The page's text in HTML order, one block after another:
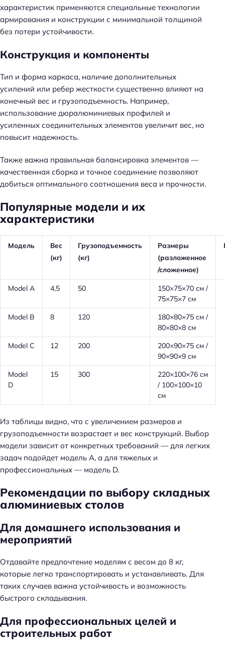
характеристик применяются специальные технологии
армирования и конструкции с минимальной толщиной
без потери устойчивости.
Конструкция и компоненты
Тип и форма каркаса, наличие дополнительных
усилений или ребер жесткости существенно влияют на
конечный вес и грузоподъемность. Например,
использование дюралюминиевых профилей и
усиленных соединительных элементов увеличит вес, но
повысит надежность.
Также важна правильная балансировка элементов —
качественная сборка и точное соединение позволяют
добиться оптимального соотношения веса и прочности.
Популярные модели и их
характеристики
Модель
Вес
(кг)
Грузоподъемность
(кг)
Размеры
(разложенное
/сложенное)
Model A 4,5 50
150×75×70 см /
75×75×7 см
Model B
8 120
180×80×75 см /
80×80×8 см
Model C
12 200
200×90×75 см /
90×90×9 см
Model
D
15 300
220×100×76 см
/ 100×100×10
см
Из таблицы видно, что с увеличением размеров и
грузоподъемности возрастает и вес конструкций. Выбор
модели зависит от конкретных требований — для легких
задач подойдет модель A, а для тяжелых и
профессиональных — модель D.
Рекомендации по выбору складных
алюминиевых столов
Для домашнего использования и
мероприятий
Отдавайте предпочтение моделям с весом до 8 кг,
которые легко транспортировать и устанавливать. Для
таких случаев важна устойчивость и возможность
быстрого складывания.
Для профессиональных целей и
строительных работ